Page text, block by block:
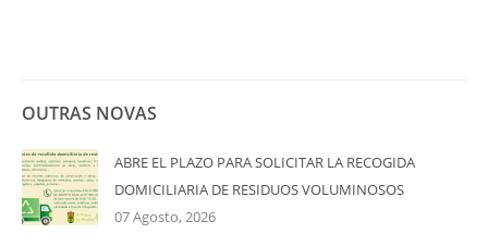
OUTRAS NOVAS
ABRE EL PLAZO PARA SOLICITAR LA RECOGIDA
DOMICILIARIA DE RESIDUOS VOLUMINOSOS
07 Agosto, 2026